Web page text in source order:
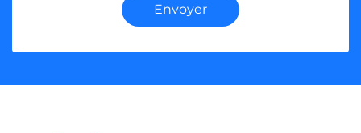
Envoyer